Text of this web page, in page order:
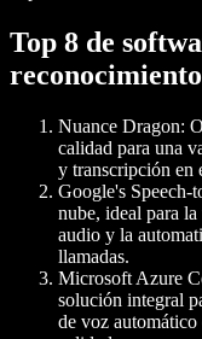
Top 8 de
Nuance Dragon:
calidad para una
y transcripción en
Google's Speech-
nube, ideal para
audio y la
llamadas.
Microsoft Azure
solución integral
de voz